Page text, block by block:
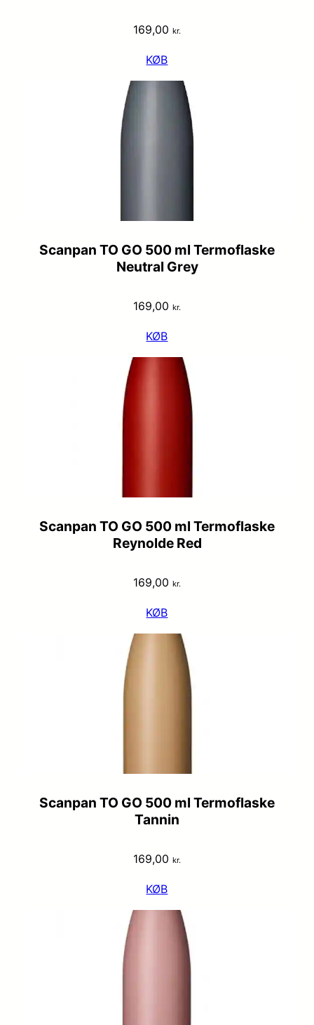
169,00 kr.
KØB
Scanpan TO GO 500 ml Termoflaske
Neutral Grey
169,00 kr.
KØB
Scanpan TO GO 500 ml Termoflaske
Reynolde Red
169,00 kr.
KØB
Scanpan TO GO 500 ml Termoflaske
Tannin
169,00 kr.
KØB